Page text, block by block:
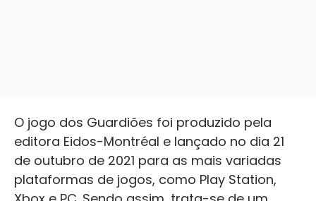
O jogo dos Guardiões foi produzido pela
editora Eidos-Montréal e lançado no dia 21
de outubro de 2021 para as mais variadas
plataformas de jogos, como Play Station,